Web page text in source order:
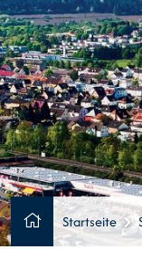
Startseite